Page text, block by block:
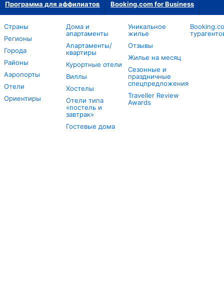
Программа для аффилиатов Booking.com for Business
Страны
Регионы
Города
Районы
Аэропорты
Отели
Ориентиры
Дома и
апартаменты
Апартаменты/
квартиры
Курортные отели
Виллы
Хостелы
Отели типа
«постель и
завтрак»
Гостевые дома
Уникальное
жилье
Отзывы
Жилье на месяц
Сезонные и
праздничные
спецпредложения
Traveller Review
Awards